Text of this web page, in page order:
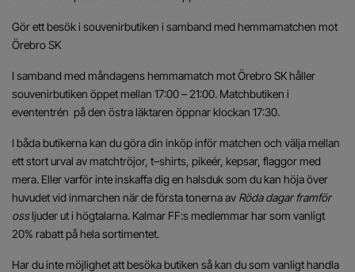
Gör ett besök i souvenirbutiken i samband med hemmamatchen mot
Örebro SK
I samband med måndagens hemmamatch mot Örebro SK håller
souvenirbutiken öppet mellan 17:00 – 21:00. Matchbutiken i
evententrén på den östra läktaren öppnar klockan 17:30.
I båda butikerna kan du göra din inköp inför matchen och välja mellan
ett stort urval av matchtröjor, t–shirts, pikeér, kepsar, flaggor med
mera. Eller varför inte inskaffa dig en halsduk som du kan höja över
huvudet vid inmarchen när de första tonerna av Röda dagar framför
ossljuder ut i högtalarna. Kalmar FF:s medlemmar har som vanligt
20% rabatt på hela sortimentet.
Har du inte möjlighet att besöka butiken så kan du som vanligt handla